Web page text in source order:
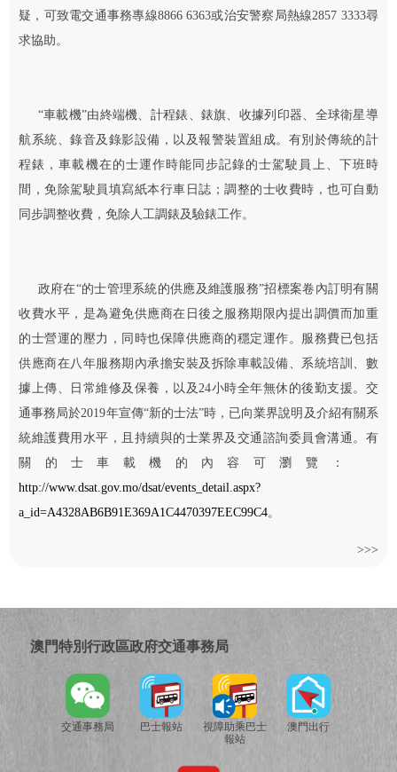
疑，可致電交通事務專線8866 6363或治安警察局熱線2857 3333尋
求協助。
“車載機”由終端機、計程錶、錶旗、收據列印器、全球衛星導
航系統、錄音及錄影設備，以及報警裝置組成。有別於傳統的計
程錶，車載機在的士運作時能同步記錄的士駕駛員上、下班時
間，免除駕駛員填寫紙本行車日誌；調整的士收費時，也可自動
同步調整收費，免除人工調錶及驗錶工作。
政府在“的士管理系統的供應及維護服務”招標案卷內訂明有關
收費水平，是為避免供應商在日後之服務期限內提出調價而加重
的士營運的壓力，同時也保障供應商的穩定運作。服務費已包括
供應商在八年服務期內承擔安裝及拆除車載設備、系統培訓、數
據上傳、日常維修及保養，以及24小時全年無休的後勤支援。交
通事務局於2019年宣傳“新的士法”時，已向業界說明及介紹有關系
統維護費用水平，且持續與的士業界及交通諮詢委員會溝通。有
關的士車載機的內容可瀏覽：
http://www.dsat.gov.mo/dsat/events_detail.aspx?
a_id=A4328AB6B91E369A1C4470397EEC99C4。
>>>
澳門特別行政區政府交通事務局
交通事務局 巴士報站
視障助乘巴士
報站
澳門出行